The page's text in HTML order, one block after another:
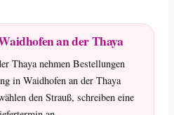
an der Thaya
Thaya nehmen Bestellungen
in Waidhofen an der Thaya
den Strauß, schreiben eine